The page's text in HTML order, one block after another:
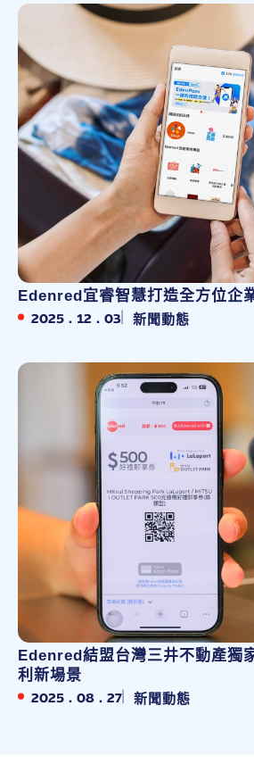
Edenred宜睿智慧打造全方位企
2025 . 12 . 03
新聞動態
Edenred結盟台灣三井不動產獨
利新場景
2025 . 08 . 27
新聞動態